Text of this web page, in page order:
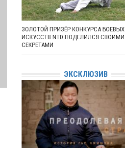
ЗОЛОТОЙ ПРИЗЁР КОНКУРСА БОЕВЫХ
ИСКУССТВ NTD ПОДЕЛИЛСЯ СВОИМИ
СЕКРЕТАМИ
ЭКСКЛЮЗИВ